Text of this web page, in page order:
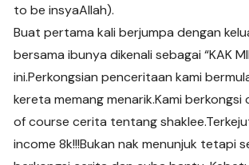
to be insyaAllah).
Buat pertama kali berjumpa dengan
bersama ibunya dikenali sebagai “KAK
ini.Perkongsian penceritaan kami
kereta memang menarik.Kami
of course cerita tentang
income 8k!!!Bukan nak menunjuk tetapi